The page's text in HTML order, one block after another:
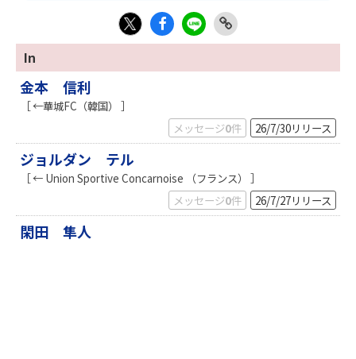
X
Fac
eb
LIN
E
Link
Copy
In
金本 信利
［ ←華城FC（韓国） ］
メッセージ0件 26/7/30リリース
ジョルダン テル
［ ← Union Sportive Concarnoise （フランス） ］
メッセージ0件 26/7/27リリース
閑田 隼人